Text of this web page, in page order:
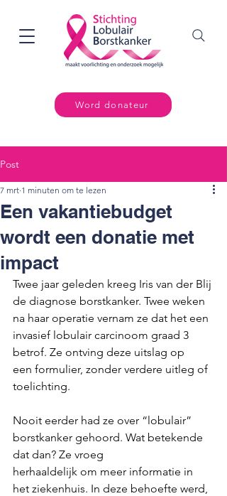
Word donateur
Post
Een vakantiebudget
wordt een donatie met
impact
7 mrt 1 minuten om te lezen
Twee jaar geleden kreeg Iris van der Blij
de diagnose borstkanker. Twee weken
na haar operatie vernam ze dat het een
invasief lobulair carcinoom graad 3
betrof. Ze ontving deze uitslag op
een formulier, zonder verdere uitleg of
toelichting.
Nooit eerder had ze over “lobulair”
borstkanker gehoord. Wat betekende
dat dan? Ze vroeg
herhaaldelijk om meer informatie in
het ziekenhuis. In deze behoefte werd,